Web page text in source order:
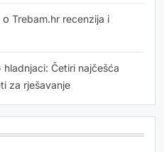
o Trebam.hr recenzija i
hladnjaci: Četiri najčešća
za rješavanje